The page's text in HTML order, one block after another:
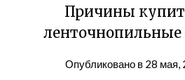
Причины
ленточнопильные
Опубликовано в 28 мая,